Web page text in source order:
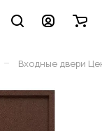
– Входные двери